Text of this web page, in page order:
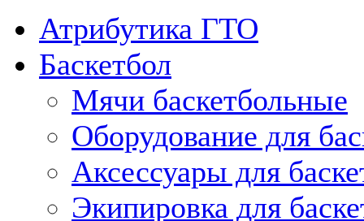
Атрибутика ГТО
Баскетбол
Мячи баскетбольные
Оборудование для
Аксессуары для
Экипировка для